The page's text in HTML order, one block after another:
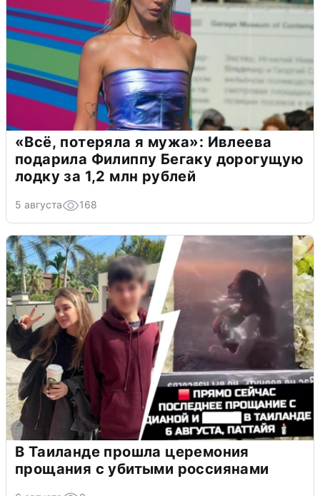
«Всё, потеряла я мужа»: Ивлеева
подарила Филиппу Бегаку дорогущую
лодку за 1,2 млн рублей
5 августа 168
В Таиланде прошла церемония
прощания с убитыми россиянами